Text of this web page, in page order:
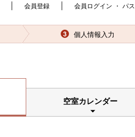
会員登録 会員ログイン ・ パ
3 個人情報入力
空室カレンダー